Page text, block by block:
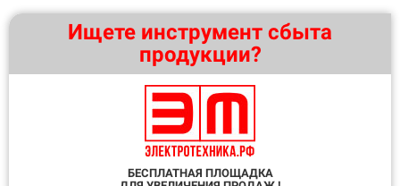
Ищете инструмент сбыта
продукции?
БЕСПЛАТНАЯ ПЛОЩАДКА